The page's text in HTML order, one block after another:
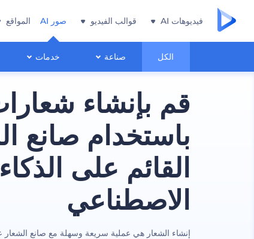
فيديوهات AI قوالب الفيديو صور AI
الكل صناعة خدمات
المواقع
قم بإنشاء
باستخدام صانع
القائم على الذكاء
الاصطناعي
إنشاء الشعار هي عملية سريعة وسهلة مع صانع الشعار